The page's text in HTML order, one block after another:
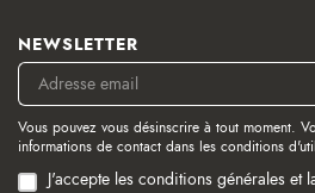
NEWSLETTER
Vous pouvez vous désinscrire à tout moment.
informations de contact dans les conditions
J'accepte les conditions générales